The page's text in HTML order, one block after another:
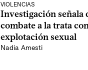
VIOLENCIAS
Investigación señala
combate a la trata
explotación sexual
Nadia Amesti